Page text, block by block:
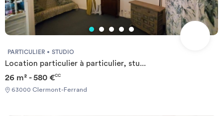
PARTICULIER STUDIO
Location particulier à particulier, stu...
26 m² - 580 €CC
63000 Clermont-Ferrand